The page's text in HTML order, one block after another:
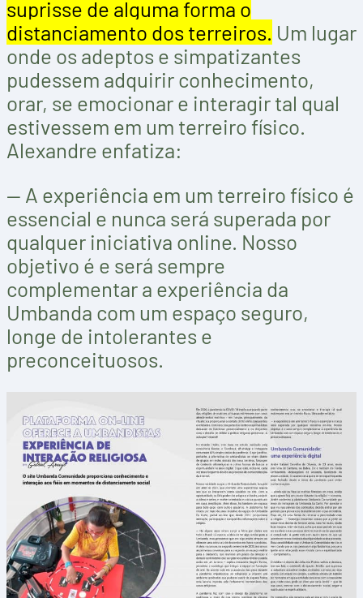
suprisse de alguma forma o
distanciamento dos terreiros. Um lugar
onde os adeptos e simpatizantes
pudessem adquirir conhecimento,
orar, se emocionar e interagir tal qual
estivessem em um terreiro físico.
Alexandre enfatiza:
— A experiência em um terreiro físico é
essencial e nunca será superada por
qualquer iniciativa online. Nosso
objetivo é e será sempre
complementar a experiência da
Umbanda com um espaço seguro,
longe de intolerantes e
preconceituosos.